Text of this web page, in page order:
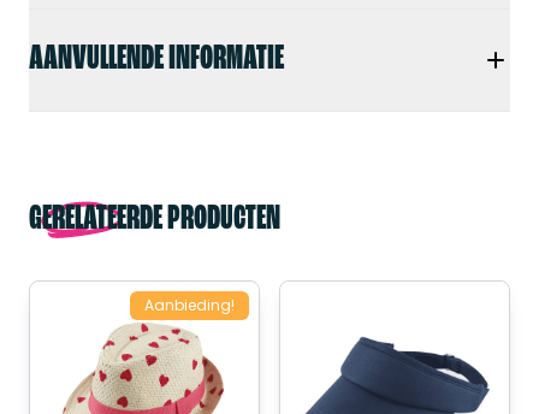
AANVULLENDE INFORMATIE
GERELATEERDE PRODUCTEN
Aanbieding!